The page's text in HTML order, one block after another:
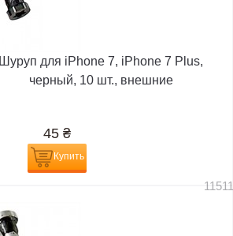
Шуруп для iPhone 7, iPhone 7 Plus,
черный, 10 шт., внешние
45 ₴
Купить